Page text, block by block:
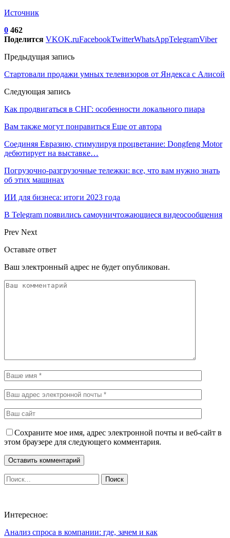
Источник
0 462
Поделится VKOK.ruFacebookTwitterWhatsAppTelegramViber
Предыдущая запись
Стартовали продажи умных телевизоров от Яндекса с Алисой
Следующая запись
Как продвигаться в СНГ: особенности локального пиара
Вам также могут понравиться Еще от автора
Соединяя Евразию, стимулируя процветание: Dongfeng Motor
дебютирует на выставке…
Погрузочно-разгрузочные тележки: все, что вам нужно знать
об этих машинах
ИИ для бизнеса: итоги 2023 года
В Telegram появились самоуничтожающиеся видеосообщения
Prev Next
Оставьте ответ
Ваш электронный адрес не будет опубликован.
Сохраните мое имя, адрес электронной почты и веб-сайт в
этом браузере для следующего комментария.
Интересное:
Анализ спроса в компании: где, зачем и как